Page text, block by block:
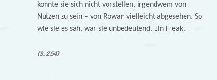
konnte sie sich nicht vorstellen, irgendwem von
Nutzen zu sein – von Rowan vielleicht abgesehen. So
wie sie es sah, war sie unbedeutend. Ein Freak.
(S. 254)